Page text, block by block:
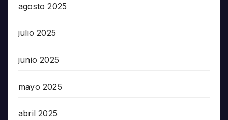
agosto 2025
julio 2025
junio 2025
mayo 2025
abril 2025